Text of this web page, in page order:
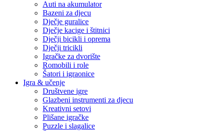
Auti na akumulator
Bazeni za djecu
Dječje guralice
Dječje kacige i štitnici
Dječji bicikli i oprema
Dječji tricikli
Igračke za dvorište
Romobili i role
Šatori i igraonice
Igra & učenje
Društvene igre
Glazbeni instrumenti za djecu
Kreativni setovi
Plišane igračke
Puzzle i slagalice